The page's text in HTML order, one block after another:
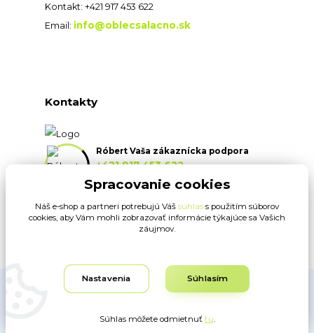
Kontakt: +421 917 453 622
Email: info@oblecsalacno.sk
Kontakty
Róbert Vaša zákaznícka podpora
+421 917 453 622
(Po-Pia, 8:30-16:30 hod.)
info@oblecsalacno.sk
Obrázky sú ilustračné. Dodávateľ si vyhradzuje právo na typografické
Eshop-rychlo.sk
Spracovanie cookies
Náš e-shop a partneri potrebujú Váš súhlas s použitím súborov
cookies, aby Vám mohli zobrazovať informácie týkajúce sa Vašich
záujmov.
Nastavenia Súhlasím
Súhlas môžete odmietnuť tu.